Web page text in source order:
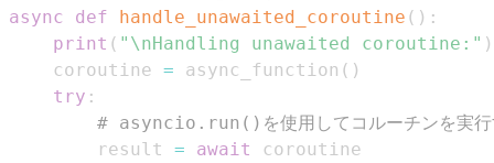
async
def handle_unawaited_coroutine ( ) :
print ( "\nHandling unawaited coroutine:" )
    coroutine
= async_function ( )
try :
# asyncio.run()を使用してコルーチンを実行
        result
= await